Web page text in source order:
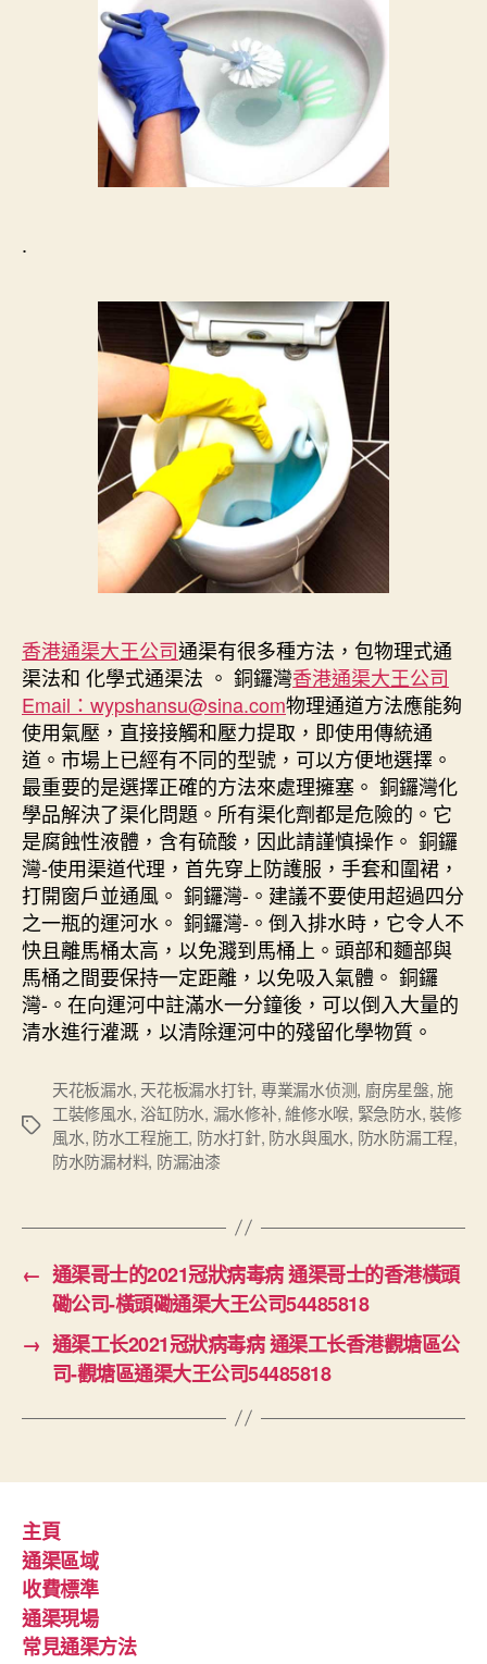
.
香港通渠大王公司通渠有很多種方法，包物理式通
渠法和 化學式通渠法 。 銅鑼灣香港通渠大王公司
Email：wypshansu@sina.com物理通道方法應能夠
使用氣壓，直接接觸和壓力提取，即使用傳統通
道。市場上已經有不同的型號，可以方便地選擇。
最重要的是選擇正確的方法來處理擁塞。 銅鑼灣化
學品解決了渠化問題。所有渠化劑都是危險的。它
是腐蝕性液體，含有硫酸，因此請謹慎操作。 銅鑼
灣-使用渠道代理，首先穿上防護服，手套和圍裙，
打開窗戶並通風。 銅鑼灣-。建議不要使用超過四分
之一瓶的運河水。 銅鑼灣-。倒入排水時，它令人不
快且離馬桶太高，以免濺到馬桶上。頭部和麵部與
馬桶之間要保持一定距離，以免吸入氣體。 銅鑼
灣-。在向運河中註滿水一分鐘後，可以倒入大量的
清水進行灌溉，以清除運河中的殘留化學物質。
Tags
天花板漏水, 天花板漏水打针, 專業漏水侦测, 廚房星盤,施
工裝修風水, 浴缸防水, 漏水修补,維修水喉, 緊急防水,裝修
風水, 防水工程施工, 防水打針, 防水與風水, 防水防漏工程,
防水防漏材料, 防漏油漆
← 通渠哥士的2021冠狀病毒病 通渠哥士的香港橫頭
磡公司-橫頭磡通渠大王公司54485818
→ 通渠工长2021冠狀病毒病 通渠工长香港觀塘區公
司-觀塘區通渠大王公司54485818
主頁
通渠區域
收費標準
通渠現場
常見通渠方法